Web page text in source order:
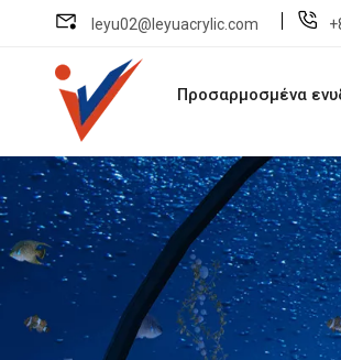
leyu02@leyuacrylic.com
Προσαρμοσμένα